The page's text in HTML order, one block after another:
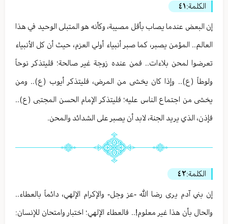
الكلمة:٤١
إن البعض عندما يصاب بأقل مصيبة، وكأنه هو المتبلى الوحيد في هذا
العالم.. المؤمن يصبر، كما صبر أنبياء أولي العزم، حيث أن كل الأنبياء
تعرضوا لمحن بلاءات.. فمن عنده زوجة غير صالحة؛ فليتذكر نوحاً
ولوطاً (ع).. وإذا كان يخشى من المرض، فليتذكر أيوب (ع).. ومن
يخشى من اجتماع الناس عليه؛ فليتذكر الإمام الحسن المجتبى (ع)..
فإذن، الذي يريد الجنة، لابد أن يصبر على الشدائد والمحن.
الكلمة:٤٢
إن بني آدم يرى رضا الله -عز وجل- والإكرام الإلهي، دائماً بالعطاء..
والحال بأن هذا غير معلوم!.. فالعطاء الإلهي؛ اختبار وامتحان للإنسان: